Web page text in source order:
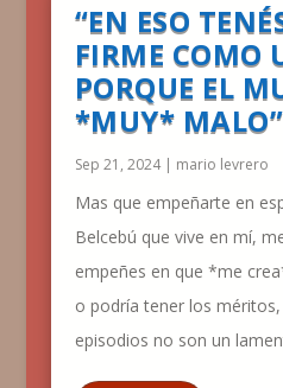
“EN ESO
FIRME COMO
PORQUE EL
*MUY*
Sep 21, 2024| mario levrero
Mas que empeñarte en
Belcebú que vive en mí,
empeñes en que *me
o podría tener los
episodios no son un